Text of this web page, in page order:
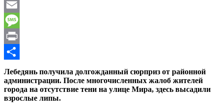
WhatsApp
Email
Message
Print
Отправить
Лебедянь получила долгожданный сюрприз от районной
администрации. После многочисленных жалоб жителей
города на отсутствие тени на улице Мира, здесь высадили
взрослые липы.